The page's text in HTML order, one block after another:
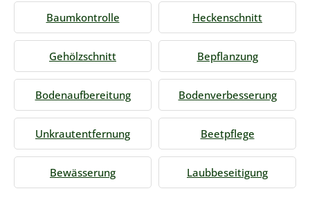
Baumkontrolle Heckenschnitt
Gehölzschnitt Bepflanzung
Bodenaufbereitung Bodenverbesserung
Unkrautentfernung Beetpflege
Bewässerung Laubbeseitigung